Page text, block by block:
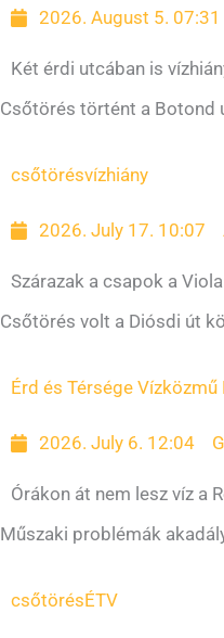
2026. August 5. 07:31
Két érdi utcában is
Csőtörés történt a Botond
csőtörésvízhiány
2026. July 17. 10:07
Szárazak a csapok a
Csőtörés volt a Diósdi út
Érd és Térsége Vízközmű
2026. July 6. 12:04
Órákon át nem lesz víz a
Műszaki problémák
csőtörésÉTV